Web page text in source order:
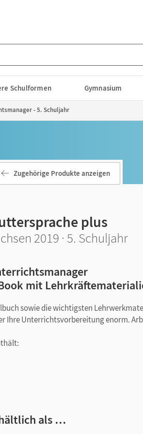
Schulformen Gymnasium
- 5. Schuljahr
Zugehörige Produkte anzeigen
plus
2019 · 5. Schuljahr
mit
sowie die wichtigsten
Ihre Unterrichtsvorbereitung enorm.
als …